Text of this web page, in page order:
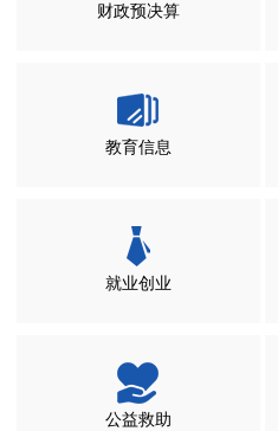
财政预决算
教育信息
就业创业
公益救助